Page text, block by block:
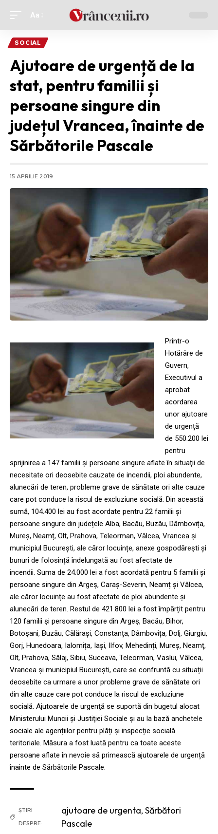
Ajustor
font
Aa
SOCIAL
Ajutoare de urgență de la
stat, pentru familii și
persoane singure din
județul Vrancea, înainte de
Sărbătorile Pascale
15 APRILIE 2019
Printr-o
Hotărâre de
Guvern,
Executivul a
aprobat
acordarea
unor ajutoare
de urgență
de 550.200 lei
pentru
sprijinirea a 147 familii și persoane singure aflate în situaţii de
necesitate ori deosebite cauzate de incendii, ploi abundente,
alunecări de teren, probleme grave de sănătate ori alte cauze
care pot conduce la riscul de excluziune socială. Din această
sumă, 104.400 lei au fost acordate pentru 22 familii și
persoane singure din județele Alba, Bacău, Buzău, Dâmbovița,
Mureș, Neamț, Olt, Prahova, Teleorman, Vâlcea, Vrancea și
municipiul București, ale căror locuințe, anexe gospodărești și
bunuri de folosință îndelungată au fost afectate de
incendii. Suma de 24.000 lei a fost acordată pentru 5 familii și
persoane singure din Argeș, Caraș-Severin, Neamț și Vâlcea,
ale căror locuințe au fost afectate de ploi abundente și
alunecări de teren. Restul de 421.800 lei a fost împărțit pentru
120 familii și persoane singure din Argeș, Bacău, Bihor,
Botoșani, Buzău, Călărași, Constanța, Dâmbovița, Dolj, Giurgiu,
Gorj, Hunedoara, Ialomița, Iași, Ilfov, Mehedinți, Mureș, Neamț,
Olt, Prahova, Sălaj, Sibiu, Suceava, Teleorman, Vaslui, Vâlcea,
Vrancea și municipiul București, care se confruntă cu situații
deosebite ca urmare a unor probleme grave de sănătate ori
din alte cauze care pot conduce la riscul de excluziune
socială. Ajutoarele de urgenţă se suportă din bugetul alocat
Ministerului Muncii și Justiţiei Sociale și au la bază anchetele
sociale ale agențiilor pentru plăți și inspecție socială
teritoriale. Măsura a fost luată pentru ca toate aceste
persoane aflate în nevoie să primească ajutoarele de urgență
înainte de Sărbătorile Pascale.
ȘTIRI
DESPRE:
ajutoare de urgenta, Sărbători
Pascale